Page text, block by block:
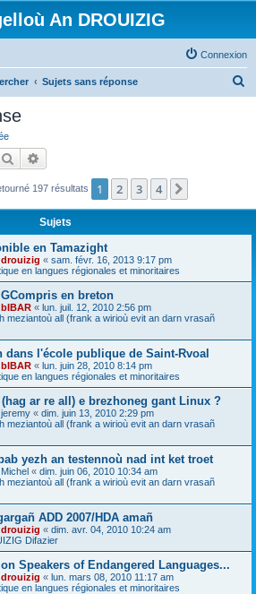
An DROUIZIG
Connexion
Sujets sans réponse
c
Rechercher
197 résultats 1 2 3 4
Sujets
en Tamazight
drouizig « sam. févr. 16, 2013 9:17 pm
en langues régionales et minoritaires
en breton
bIBAR « lun. juil. 12, 2010 2:56 pm
meziantoù all (frank a wirioù evit an darn vrasañ
dans l'école publique de Saint-Rvoal
bIBAR « lun. juin 28, 2010 8:14 pm
en langues régionales et minoritaires
ar re all) e brezhoneg gant Linux ?
jeremy « dim. juin 13, 2010 2:29 pm
meziantoù all (frank a wirioù evit an darn vrasañ
yezh an testennoù nad int ket troet
Michel « dim. juin 06, 2010 10:34 am
meziantoù all (frank a wirioù evit an darn vrasañ
ADD 2007/HDA amañ
drouizig « dim. avr. 04, 2010 10:24 am
Difazier
Speakers of Endangered Languages...
drouizig « lun. mars 08, 2010 11:17 am
en langues régionales et minoritaires